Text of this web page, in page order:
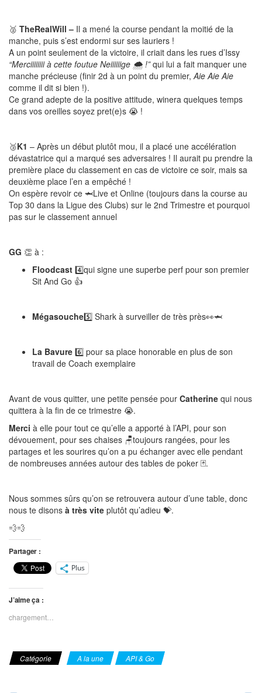
🥈 TheRealWill – Il a mené la course pendant la moitié de la
manche, puis s’est endormi sur ses lauriers !
A un point seulement de la victoire, il criait dans les rues d’Issy
“Merciiiiiiii à cette foutue Neiiiiiige 🌨️ !”qui lui a fait manquer une
manche précieuse (finir 2d à un point du premier, Aie Aie Aie
comme il dit si bien !).
Ce grand adepte de la positive attitude, winera quelques temps
dans vos oreilles soyez pret(e)s 😭 !
🥉K1 – Après un début plutôt mou, il a placé une accélération
dévastatrice qui a marqué ses adversaires ! Il aurait pu prendre la
première place du classement en cas de victoire ce soir, mais sa
deuxième place l’en a empêché !
On espère revoir ce 🦈Live et Online (toujours dans la course au
Top 30 dans la Ligue des Clubs) sur le 2nd Trimestre et pourquoi
pas sur le classement annuel
GG 👏 à :
Floodcast 4️⃣qui signe une superbe perf pour son premier
Sit And Go 👍
Mégasouche5️⃣ Shark à surveiller de très près👀🦈
La Bavure 6️⃣ pour sa place honorable en plus de son
travail de Coach exemplaire
Avant de vous quitter, une petite pensée pour Catherine qui nous
quittera à la fin de ce trimestre 😭.
Merci à elle pour tout ce qu’elle a apporté à l’API, pour son
dévouement, pour ses chaises 🪑toujours rangées, pour les
partages et les sourires qu’on a pu échanger avec elle pendant
de nombreuses années autour des tables de poker 🃏.
Nous sommes sûrs qu’on se retrouvera autour d’une table, donc
nous te disons à très vite plutôt qu’adieu 💝.
💨💨
Partager :
Plus
J’aime ça :
chargement…
Catégorie A la une API & Go